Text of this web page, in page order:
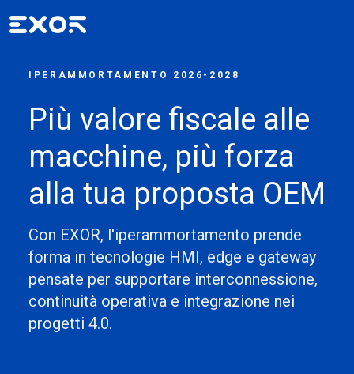
IPERAMMORTAMENTO 2026-2028
Più valore fiscale alle
macchine, più forza
alla tua proposta OEM
Con EXOR, l'iperammortamento prende
forma in tecnologie HMI, edge e gateway
pensate per supportare interconnessione,
continuità operativa e integrazione nei
progetti 4.0.